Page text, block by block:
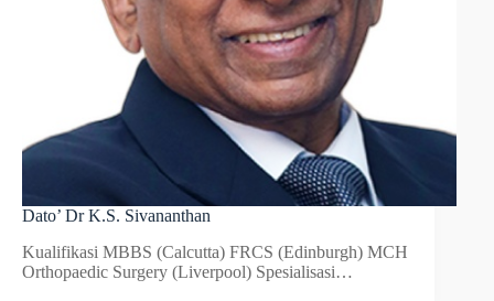
Dato’ Dr K.S. Sivananthan
Kualifikasi MBBS (Calcutta) FRCS (Edinburgh) MCH
Orthopaedic Surgery (Liverpool) Spesialisasi…